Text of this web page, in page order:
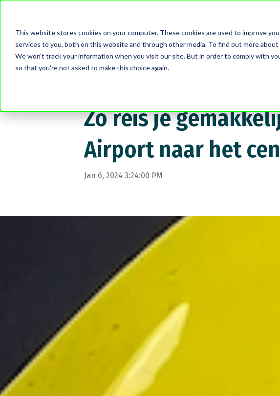
This website stores cookies on your computer. These cookies are used to improve
services to you, both on this website and through other media. To find out more about
We won't track your information when you visit our site. But in order to comply with
so that you're not asked to make this choice again.
Zo reis je
Airport naar het
Jan 6, 2024 3:24:00 PM